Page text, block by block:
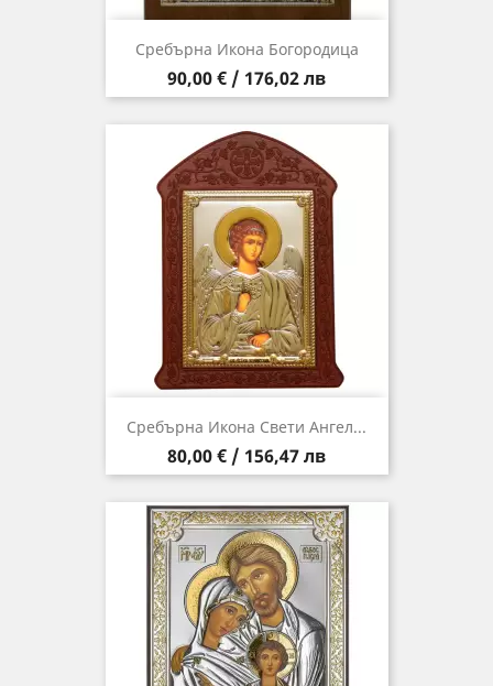
Сребърна Икона Богородица
Цена
90,00 € / 176,02 лв
Сребърна Икона Свети Ангел...
Цена
80,00 € / 156,47 лв